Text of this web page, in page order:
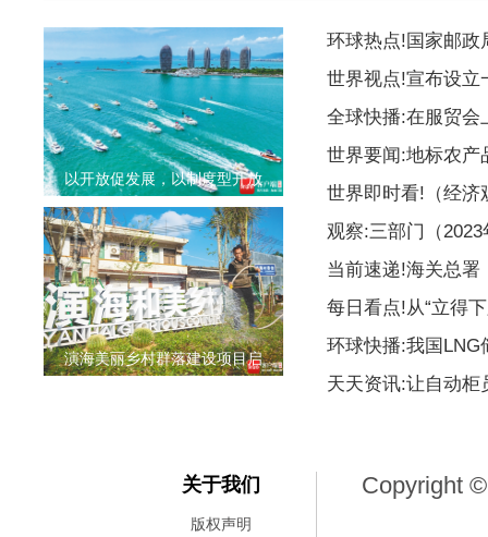
以开放促发展，以制度型开放
演海美丽乡村群落建设项目启
环球热点!国家邮政
世界视点!宣布设立
全球快播:在服贸会
世界要闻:地标农产
世界即时看!（经济
观察:三部门（
当前速递!海关总署
每日看点!从“立得
环球快播:我国LNG
天天资讯:让自动柜
关于我们
版权声明
Copyright